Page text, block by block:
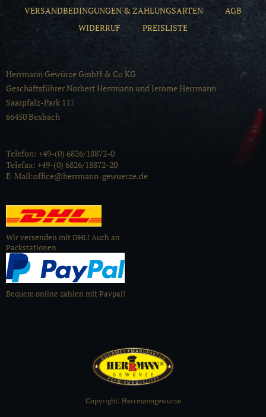
VERSANDBEDINGUNGEN & ZAHLUNGSARTEN
AGB
WIDERRUF
PREISLISTE
Herrmann Gewürze GmbH & Co KG
Geschäftsführer Norbert Herrmann und Jerome Herrmann
Saarpfalz-Park 117
66450 Bexbach
Telefon: +49-(0) 6826/18872-0
Telefax: +49-(0) 6826/18872-20
E-Mail:office@herrmann-gewuerze.de
Wir versenden mit DHL! Auch an
Packstationen
Bequem online zahlen mit Paypal!
Copyright: Herrmanngewürze